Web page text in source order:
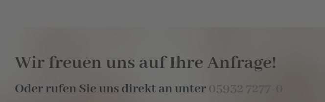
Wir freuen uns auf Ihre Anfrage!
Oder rufen Sie uns direkt an unter05932 7277-0